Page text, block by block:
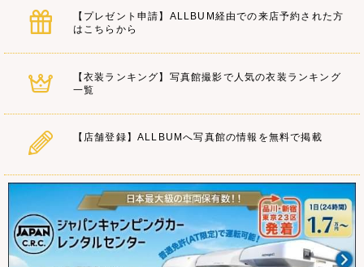
【プレゼント申請】ALLBUM経由での来店予約された方
はこちらから
【衣装ランキング】写真館撮影で人気の衣装ランキング
一覧
【店舗登録】ALLBUMへ写真館の情報を無料で掲載